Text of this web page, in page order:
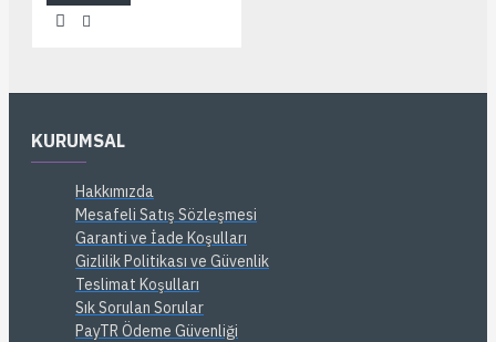
KURUMSAL
Hakkımızda
Mesafeli Satış Sözleşmesi
Garanti ve İade Koşulları
Gizlilik Politikası ve Güvenlik
Teslimat Koşulları
Sık Sorulan Sorular
PayTR Ödeme Güvenliği